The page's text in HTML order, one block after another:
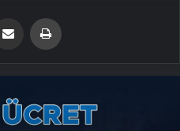
Email'den paylaş